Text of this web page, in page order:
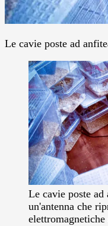
Le cavie poste ad
Le cavie poste
un'antenna che